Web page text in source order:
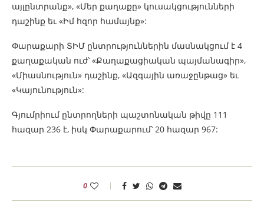
այլընտրանք», «Մեր քաղաքը» կուսակցությունների
դաշինք եւ «Իմ հզոր համայնք»:
Փարաքարի ՏԻՄ ընտրություններին մասնակցում է 4
քաղաքական ուժ՝ «Քաղաքացիական պայմանագիր»,
«Միասնություն» դաշինք, «Ազգային առաջընթաց» եւ
«Կայունություն»:
Գյումրիում ընտրողների պաշտոնական թիվը 111
հազար 236 է, իսկ Փարաքարում՝ 20 հազար 967:
0